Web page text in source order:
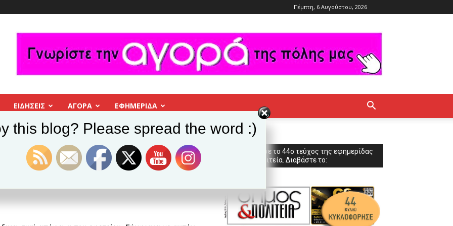
Πέμπτη, 6 Αυγούστου, 2026
ΕΙΔΗΣΕΙΣ ΑΓΟΡΑ ΕΦΗΜΕΡΊΔΑ
Τσιμέντο να γίνει…
Κυκλοφόρησε το 44ο τεύχος της εφημερίδας
Δήμος & Πολιτεία. Διαβάστε το:
this blog? Please spread the word :)